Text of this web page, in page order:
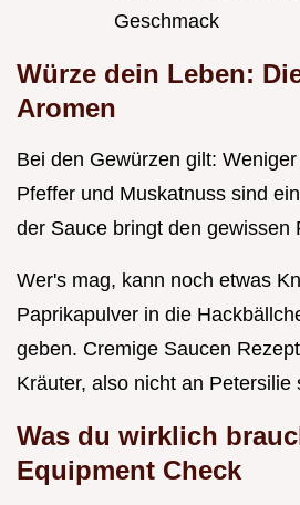
Geschmack
Würze dein Leben:
Aromen
Bei den Gewürzen gilt:
Pfeffer und Muskatnuss sind
der Sauce bringt den gewissen
Wer's mag, kann noch etwas
Paprikapulver in die
geben. Cremige Saucen
Kräuter, also nicht an Petersilie
Was du wirklich
Equipment Check